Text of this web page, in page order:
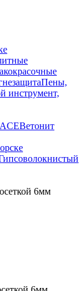
Пены,
инструмент,
Ветонит
6мм